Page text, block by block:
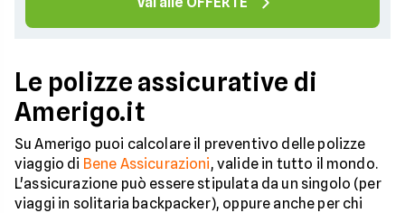
Le polizze assicurative di
Amerigo.it
Su Amerigo puoi calcolare il preventivo delle polizze
viaggio di Bene Assicurazioni, valide in tutto il mondo.
L'assicurazione può essere stipulata da un singolo (per
viaggi in solitaria backpacker), oppure anche per chi